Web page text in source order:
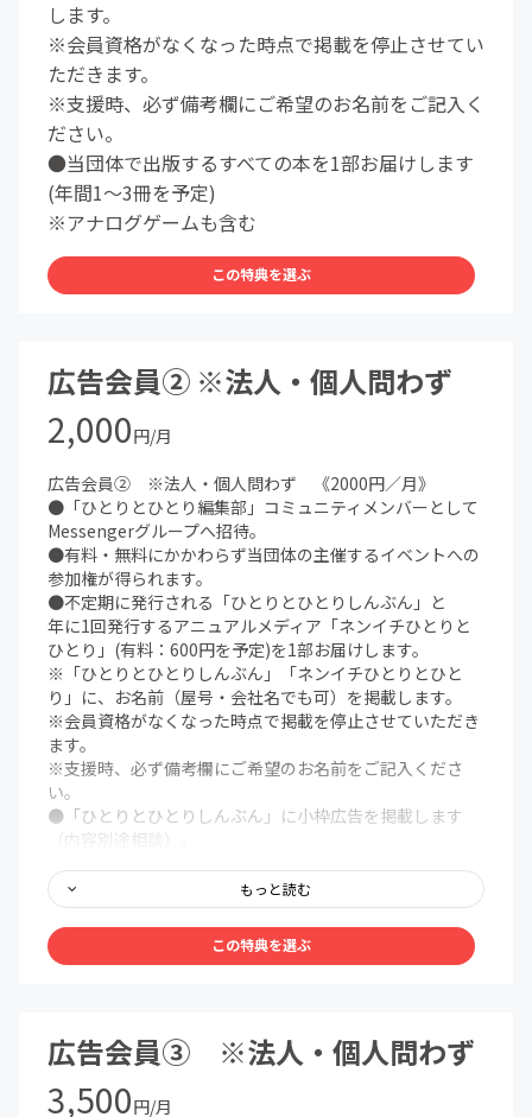
します。
※会員資格がなくなった時点で掲載を停止させてい
ただきます。
※支援時、必ず備考欄にご希望のお名前をご記入く
ださい。
●当団体で出版するすべての本を1部お届けします
(年間1〜3冊を予定)
※アナログゲームも含む
この特典を選ぶ
広告会員② ※法人・個人問わず
2,000円/月
広告会員② ※法人・個人問わず 《2000円／月》
●「ひとりとひとり編集部」コミュニティメンバーとして
Messengerグループへ招待。
●有料・無料にかかわらず当団体の主催するイベントへの
参加権が得られます。
●不定期に発行される「ひとりとひとりしんぶん」と
年に1回発行するアニュアルメディア「ネンイチひとりと
ひとり」(有料：600円を予定)を1部お届けします。
※「ひとりとひとりしんぶん」「ネンイチひとりとひと
り」に、お名前（屋号・会社名でも可）を掲載します。
※会員資格がなくなった時点で掲載を停止させていただき
ます。
※支援時、必ず備考欄にご希望のお名前をご記入くださ
い。
●「ひとりとひとりしんぶん」に小枠広告を掲載します
（内容別途相談）。
※広告の著作権は、制作者に帰属します。
※広告掲載は、法人・個人を問わずお請けいたします。
※会員資格がなくなった時点で掲載を停止させていただき
ます。
1〜3冊を予定)
もっと読む
この特典を選ぶ
広告会員③ ※法人・個人問わず
3,500円/月